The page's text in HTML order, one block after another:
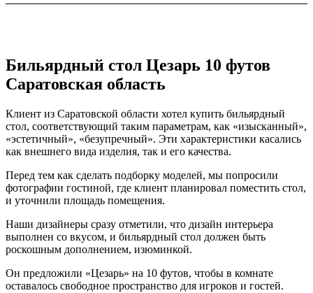
Бильярдный стол Цезарь 10 футов
Саратовская область
Клиент из Саратовской области хотел купить бильярдный
стол, соответствующий таким параметрам, как «изысканный»,
«эстетичный», «безупречный». Эти характеристики касались
как внешнего вида изделия, так и его качества.
Перед тем как сделать подборку моделей, мы попросили
фотографии гостиной, где клиент планировал поместить стол,
и уточнили площадь помещения.
Наши дизайнеры сразу отметили, что дизайн интерьера
выполнен со вкусом, и бильярдный стол должен быть
роскошным дополнением, изюминкой.
Он предложили «Цезарь» на 10 футов, чтобы в комнате
оставалось свободное пространство для игроков и гостей.